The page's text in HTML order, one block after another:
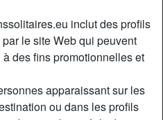
inclut des profils
le site Web qui peuvent
des fins promotionnelles et
apparaissant sur les
ou dans les profils
Brunette
Oui
Non